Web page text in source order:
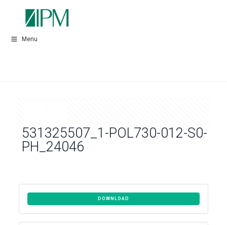
Menu
531325507_1-POL730-012-S0-
PH_24046
DOWNLOAD